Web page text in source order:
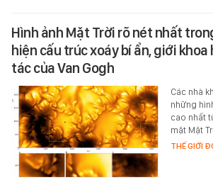
Hình ảnh Mặt Trời rõ nét nhất
hiện cấu trúc xoáy bí ẩn, giới
tác của Van Gogh
Các nhà
những
cao nhất
mặt Mặt
THẾ GIỚI